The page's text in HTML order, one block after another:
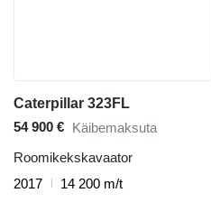
Caterpillar 323FL
54 900 € Käibemaksuta
Roomikekskavaator
2017
14 200 m/t